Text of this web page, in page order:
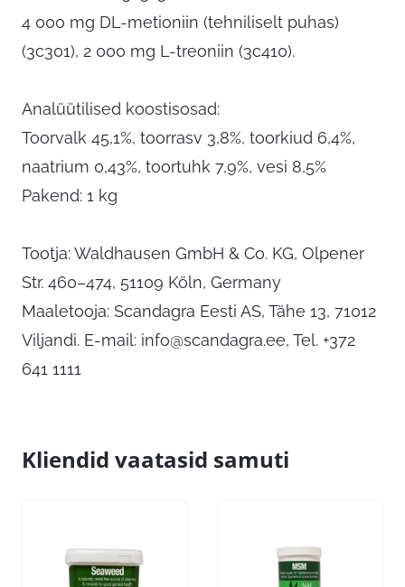
4 000 mg DL-metioniin (tehniliselt puhas)
(3c301), 2 000 mg L-treoniin (3c410).
Analüütilised koostisosad:
Toorvalk 45,1%, toorrasv 3,8%, toorkiud 6,4%,
naatrium 0,43%, toortuhk 7,9%, vesi 8,5%
Pakend: 1 kg
Tootja: Waldhausen GmbH & Co. KG, Olpener
Str. 460–474, 51109 Köln, Germany
Maaletooja: Scandagra Eesti AS, Tähe 13, 71012
Viljandi. E-mail: info@scandagra.ee, Tel. +372
641 1111
Kliendid vaatasid samuti